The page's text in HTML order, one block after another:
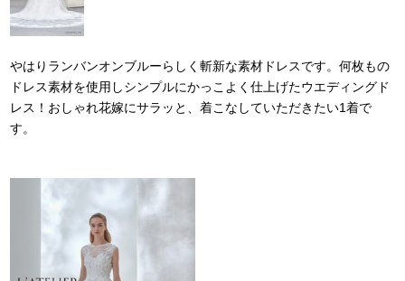
やはりランバンオンブルーらしく斬新な素材ドレスです。何枚もの
ドレス素材を使用しシンプルにかっこよく仕上げたウエディングド
レス！おしゃれ花嫁にサラッと、着こなしていただきたい1着で
す。